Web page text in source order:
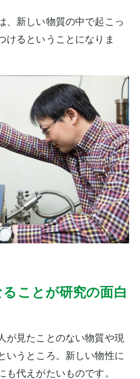
、新しい物質の中で起こっ
けるということになりま
ことが研究の面白
が見たことのない物質や現
いうところ。新しい物性に
代えがたいものです。